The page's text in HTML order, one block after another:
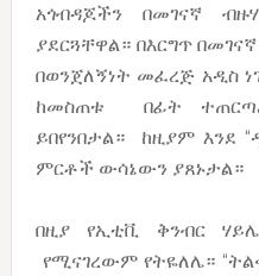
አጎብዳጆችን በመገናኛ
ያደርጓቸዋል። በእርግጥ
በወንጀለኝነት መፈረጅ አዲስ
ከመስጠቱ በፊት
ይበየንበታል። ከዚያም እንደ
ምርቶች ውሳኔውን ያጸኑታል።
በዚያ የኢቲቪ ቅንብር
የሚናገረውም የትዬለሌ።